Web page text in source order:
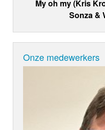
My oh my (Kris
Sonza &
Onze medewerkers